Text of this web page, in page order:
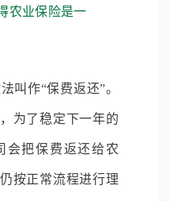
农业保险是一
叫作“保费返还”。
为了稳定下一年的
会把保费返还给农
按正常流程进行理